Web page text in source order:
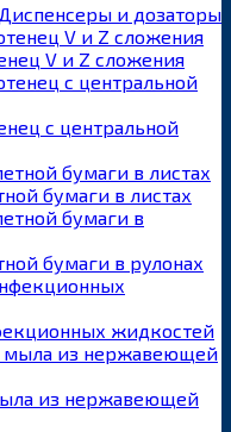
Диспенсеры и дозаторы
V и Z сложения
с центральной
бумаги в листах
бумаги в рулонах
жидкостей
из нержавеющей